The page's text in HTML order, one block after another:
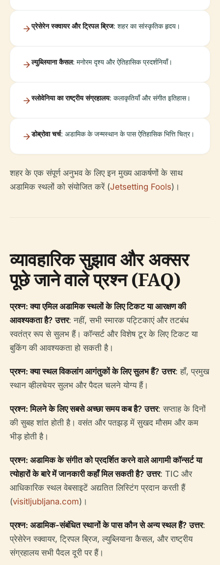
प्रेसेरेन स्क्वायर और ट्रिपल ब्रिज: शहर का सांस्कृतिक हृदय।
ल्युब्लियाना कैसल: मनोरम दृश्य और ऐतिहासिक प्रदर्शनियाँ।
स्लोवेनिया का राष्ट्रीय संग्रहालय: कलाकृतियाँ और संगीत इतिहास।
डोब्रोवा चर्च: अडामिक के जन्मस्थान के पास ऐतिहासिक भित्ति चित्र।
शहर के एक संपूर्ण अनुभव के लिए इन मुख्य आकर्षणों के साथ
अडामिक स्थलों को संयोजित करें (Jetsetting Fools)।
व्यावहारिक सुझाव और अक्सर
पूछे जाने वाले प्रश्न (FAQ)
प्रश्न: क्या एमिल अडामिक स्थलों के लिए टिकट या आरक्षण की
आवश्यकता है? उत्तर: नहीं, सभी स्मारक पट्टिकाएं और तटबंध
स्वतंत्र रूप से सुलभ हैं। कॉन्सर्ट और विशेष टूर के लिए टिकट या
बुकिंग की आवश्यकता हो सकती है।
प्रश्न: क्या स्थल विकलांग आगंतुकों के लिए सुलभ हैं? उत्तर: हाँ, प्रमुख
स्थान व्हीलचेयर सुलभ और पैदल चलने योग्य हैं।
प्रश्न: मिलने के लिए सबसे अच्छा समय कब है? उत्तर: सप्ताह के दिनों
की सुबह शांत होती है। वसंत और पतझड़ में सुखद मौसम और कम
भीड़ होती है।
प्रश्न: अडामिक के संगीत को प्रदर्शित करने वाले आगामी कॉन्सर्ट या
त्योहारों के बारे में जानकारी कहाँ मिल सकती है? उत्तर: TIC और
आधिकारिक स्थल वेबसाइटें अद्यतित लिस्टिंग प्रदान करती हैं
(visitljubljana.com)।
प्रश्न: अडामिक-संबंधित स्थानों के पास कौन से अन्य स्थल हैं? उत्तर:
प्रेसेरेन स्क्वायर, ट्रिपल ब्रिज, ल्युब्लियाना कैसल, और राष्ट्रीय
संग्रहालय सभी पैदल दूरी पर हैं।